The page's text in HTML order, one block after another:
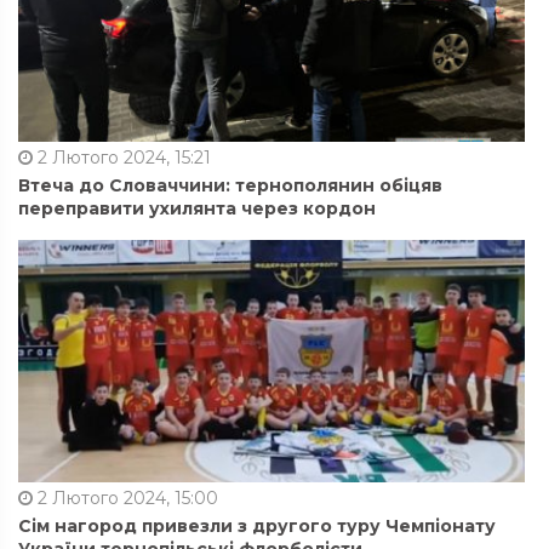
2 Лютого 2024, 15:21
Втеча до Словаччини: тернополянин обіцяв
переправити ухилянта через кордон
2 Лютого 2024, 15:00
Сім нагород привезли з другого туру Чемпіонату